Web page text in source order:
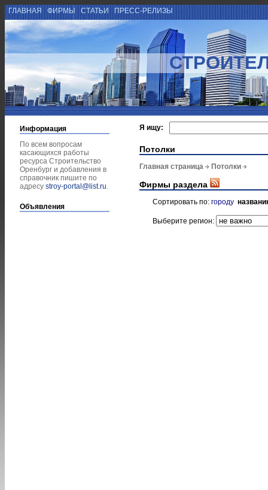
ГЛАВНАЯ ФИРМЫ СТАТЬИ ПРЕСС-РЕЛИЗЫ
Информация
По всем вопросам
касающихся работы
ресурса Строительство
Оренбург и добавления в
справочник пишите по
адресу stroy-portal@list.ru.
Объявления
Я ищу:
Потолки
Главная страница Потолки
Фирмы раздела
Сортировать по: городу
Выберите регион: